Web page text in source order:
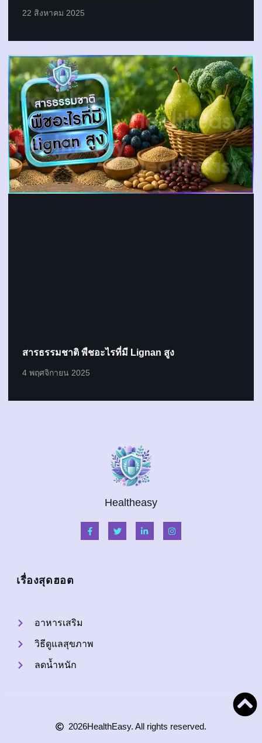
22 สิงหาคม 2025
สารธรรมชาติ พืชอะไรที่มี Lignan สูง
4 พฤศจิกายน 2025
Healtheasy
เรื่องสุดฮอต
อาหารเสริม
วิธีดูแลสุขภาพ
ลดน้ำหนัก
2026HealthEasy. All rights reserved.